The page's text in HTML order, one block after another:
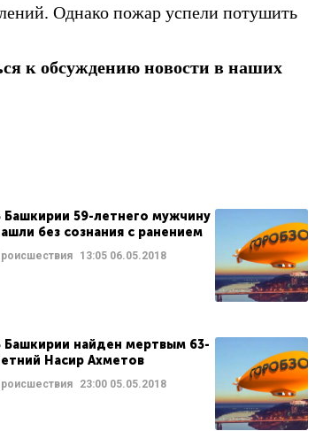
Однако пожар успели потушить
к обсуждению новости в наших
Башкирии 59-летнего мужчину
без сознания с ранением
13:0506.05.2018
Башкирии найден мертвым 63-
Насир Ахметов
23:0005.05.2018